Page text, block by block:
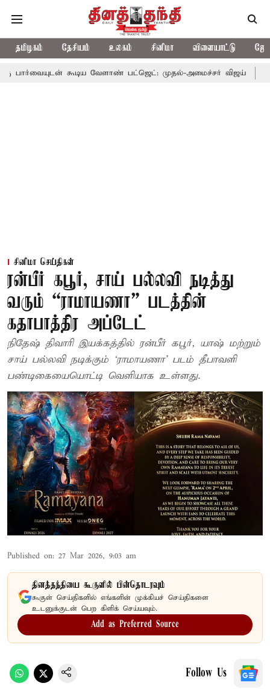
தமிழகம் தேசியம் உலகம் சினிமா விளையாட்டு
கூடிய வேளாண் பட்ஜெட்: முதல்-அமைச்சர் விஜய் தமிழக
சினிமா செய்திகள்
ரன்பீர் கபூர், சாய் பல்லவி நடித்து
வரும் “ராமாயணா” படத்தின்
கதாபாத்திர அப்டேட்
நிதேஷ் திவாரி இயக்கத்தில் ரன்பீர் கபூர், யாஷ் மற்றும்
சாய் பல்லவி நடிக்கும் ‘ராமாயணா’ படம் தீபாவளி
பண்டிகையையொட்டி வெளியாக உள்ளது.
Published on: 27 Mar 2026, 9:03 am
தினத்தந்தியை கூகுளில் பின்தொடரவும்
கூகுள் செய்திகளில் எங்களின் முக்கியச் செய்திகளை
உடனுக்குடன் பெற கிளிக் செய்யவும்.
Add as Preferred Source
Follow Us